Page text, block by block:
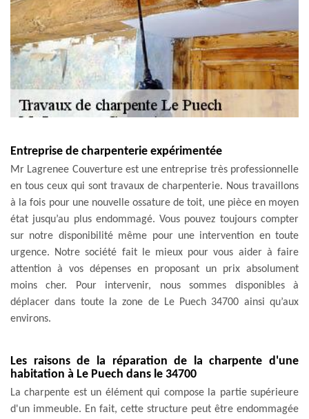
Entreprise de charpenterie expérimentée
Mr Lagrenee Couverture est une entreprise très professionnelle
en tous ceux qui sont travaux de charpenterie. Nous travaillons
à la fois pour une nouvelle ossature de toit, une pièce en moyen
état jusqu’au plus endommagé. Vous pouvez toujours compter
sur notre disponibilité même pour une intervention en toute
urgence. Notre société fait le mieux pour vous aider à faire
attention à vos dépenses en proposant un prix absolument
moins cher. Pour intervenir, nous sommes disponibles à
déplacer dans toute la zone de Le Puech 34700 ainsi qu’aux
environs.
Les raisons de la réparation de la charpente d'une
habitation à Le Puech dans le 34700
La charpente est un élément qui compose la partie supérieure
d'un immeuble. En fait, cette structure peut être endommagée